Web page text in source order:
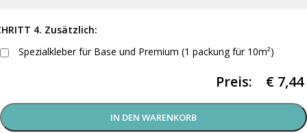
4. Zusätzlich:
Spezialkleber für Base und Premium (1 packung für 10m²)
Preis: € 7,44
IN DEN WARENKORB